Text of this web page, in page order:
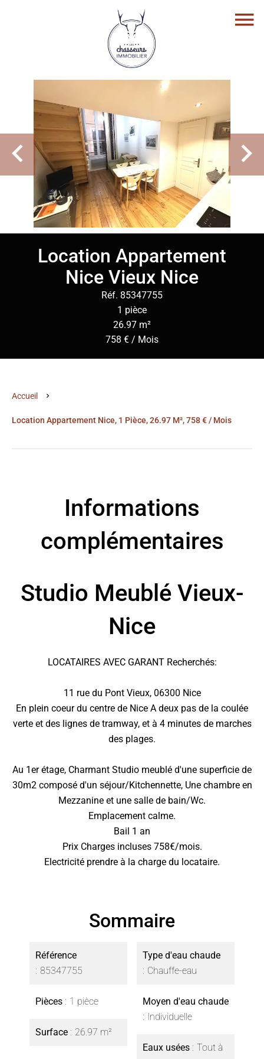
Location Appartement
Nice Vieux Nice
Réf. 85347755
1 pièce
26.97 m²
758 € / Mois
Accueil
Location Appartement Nice, 1 Pièce, 26.97 M², 758 € / Mois
Informations
complémentaires
Studio Meublé Vieux-
Nice
LOCATAIRES AVEC GARANT Recherchés:
11 rue du Pont Vieux, 06300 Nice
En plein coeur du centre de Nice A deux pas de la coulée
verte et des lignes de tramway, et à 4 minutes de marches
des plages.
Au 1er étage, Charmant Studio meublé d'une superficie de
30m2 composé d'un séjour/Kitchennette, Une chambre en
Mezzanine et une salle de bain/Wc.
Emplacement calme.
Bail 1 an
Prix Charges incluses 758€/mois.
Electricité prendre à la charge du locataire.
Sommaire
Référence
85347755
Pièces 1 pièce
Surface 26.97 m²
Type d'eau chaude
Chauffe-eau
Moyen d'eau chaude
Individuelle
Eaux usées
Tout à